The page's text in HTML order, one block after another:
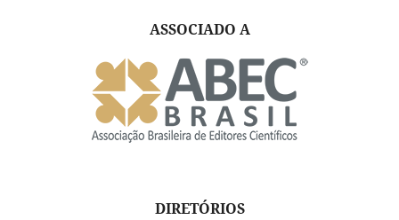
ASSOCIADO A
DIRETÓRIOS